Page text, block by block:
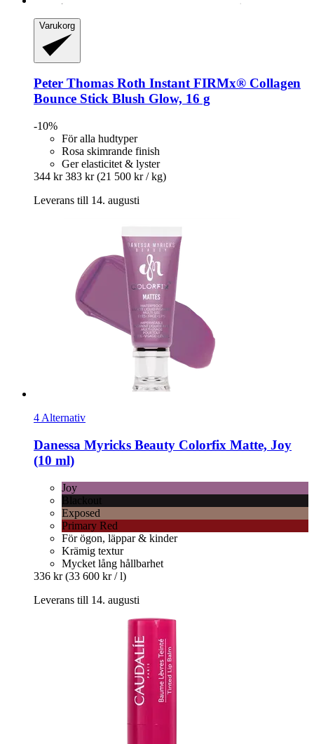
Varukorg
Peter Thomas Roth Instant FIRMx® Collagen
Bounce Stick Blush Glow, 16 g
-10%
För alla hudtyper
Rosa skimrande finish
Ger elasticitet & lyster
344 kr 383 kr (21 500 kr / kg)
Leverans till 14. augusti
4 Alternativ
Danessa Myricks Beauty Colorfix Matte, Joy
(10 ml)
Joy
Blackout
Exposed
Primary Red
För ögon, läppar & kinder
Krämig textur
Mycket lång hållbarhet
336 kr (33 600 kr / l)
Leverans till 14. augusti